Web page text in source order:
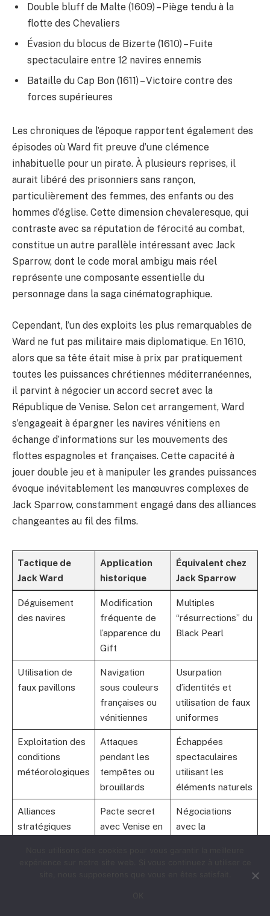
Double bluff de Malte (1609) – Piège tendu à la
flotte des Chevaliers
Évasion du blocus de Bizerte (1610) – Fuite
spectaculaire entre 12 navires ennemis
Bataille du Cap Bon (1611) – Victoire contre des
forces supérieures
Les chroniques de l’époque rapportent également des
épisodes où Ward fit preuve d’une clémence
inhabituelle pour un pirate. À plusieurs reprises, il
aurait libéré des prisonniers sans rançon,
particulièrement des femmes, des enfants ou des
hommes d’église. Cette dimension chevaleresque, qui
contraste avec sa réputation de férocité au combat,
constitue un autre parallèle intéressant avec Jack
Sparrow, dont le code moral ambigu mais réel
représente une composante essentielle du
personnage dans la saga cinématographique.
Cependant, l’un des exploits les plus remarquables de
Ward ne fut pas militaire mais diplomatique. En 1610,
alors que sa tête était mise à prix par pratiquement
toutes les puissances chrétiennes méditerranéennes,
il parvint à négocier un accord secret avec la
République de Venise. Selon cet arrangement, Ward
s’engageait à épargner les navires vénitiens en
échange d’informations sur les mouvements des
flottes espagnoles et françaises. Cette capacité à
jouer double jeu et à manipuler les grandes puissances
évoque inévitablement les manœuvres complexes de
Jack Sparrow, constamment engagé dans des alliances
changeantes au fil des films.
Tactique de
Jack Ward
Application
historique
Équivalent chez
Jack Sparrow
Déguisement
des navires
Modification
fréquente de
l’apparence du
Gift
Multiples
“résurrections” du
Black Pearl
Utilisation de
faux pavillons
Navigation
sous couleurs
françaises ou
vénitiennes
Usurpation
d’identités et
utilisation de faux
uniformes
Exploitation des
conditions
météorologiques
Attaques
pendant les
tempêtes ou
brouillards
Échappées
spectaculaires
utilisant les
éléments naturels
Alliances
stratégiques
Pacte secret
avec Venise en
Négociations
avec la